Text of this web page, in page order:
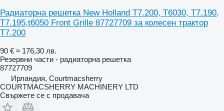
Радиаторна решетка New Holland T7.200, T6030, T7.190,
T7.195,t6050 Front Grille 87727709 за колесен трактор
T7.200
90 € ≈ 176,30 лв.
Резервни части - радиаторна решетка
87727709
Ирландия, Courtmacsherry
COURTMACSHERRY MACHINERY LTD
Свържете се с продавача